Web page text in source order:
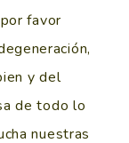
favor
y del
de todo lo
nuestras